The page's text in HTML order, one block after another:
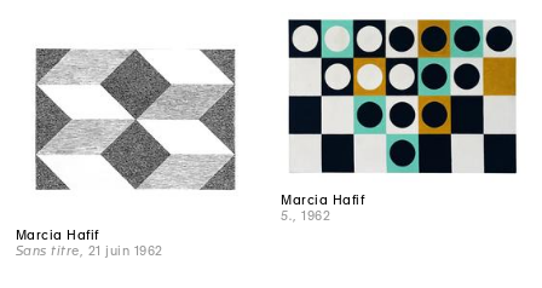
Marcia Hafif
Sans titre , 21 juin 1962
Marcia Hafif
5.
, 1962